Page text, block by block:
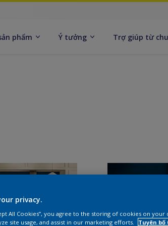
phẩm Ý tưởng Trợ giúp từ
privacy.
All Cookies”, you agree to the storing of cookies on your
site usage, and assist in our marketing efforts.
Tuyên